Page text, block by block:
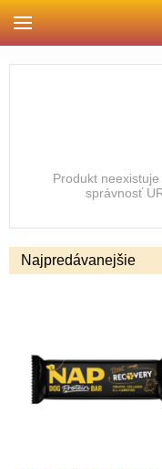
Produkt
správnosť
Najpredávanejšie